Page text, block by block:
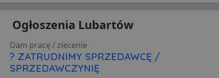
Ogłoszenia Lubartów
Dam pracę / zlecenie
? ZATRUDNIMY SPRZEDAWCĘ /
SPRZEDAWCZYNIĘ